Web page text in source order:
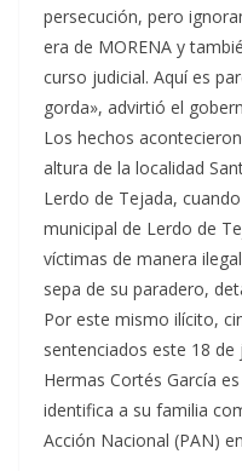
persecución, pero
era de MORENA y
curso judicial. Aquí es
gorda», advirtió el
Los hechos
altura de la localidad
Lerdo de Tejada,
municipal de Lerdo de
víctimas de manera
sepa de su paradero,
Por este mismo ilícito,
sentenciados este 18
Hermas Cortés García
identifica a su familia
Acción Nacional (PAN)